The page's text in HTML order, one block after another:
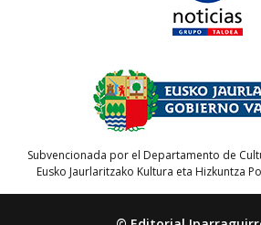
Subvencionada por el Departamento de
Eusko Jaurlaritzako Kultura eta Hizkuntza